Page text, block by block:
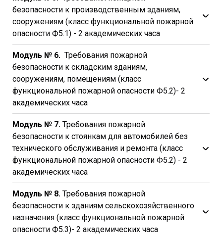
безопасности к производственным зданиям,
сооружениям (класс функциональной пожарной
опасности Ф5.1) - 2 академических часа
Модуль № 6. Требования пожарной
безопасности к складским зданиям,
сооружениям, помещениям (класс
функциональной пожарной опасности Ф5.2)- 2
академических часа
Модуль № 7. Требования пожарной
безопасности к стоянкам для автомобилей без
технического обслуживания и ремонта (класс
функциональной пожарной опасности Ф5.2) - 2
академических часа
Модуль № 8. Требования пожарной
безопасности к зданиям сельскохозяйственного
назначения (класс функциональной пожарной
опасности Ф5.3)- 2 академических часа